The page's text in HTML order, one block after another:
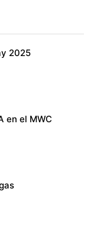
2025
en el MWC